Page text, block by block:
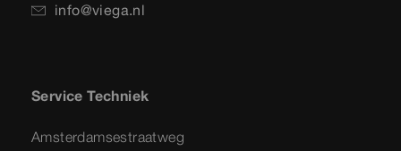
info@viega.nl
Service Techniek
Amsterdamsestraatweg